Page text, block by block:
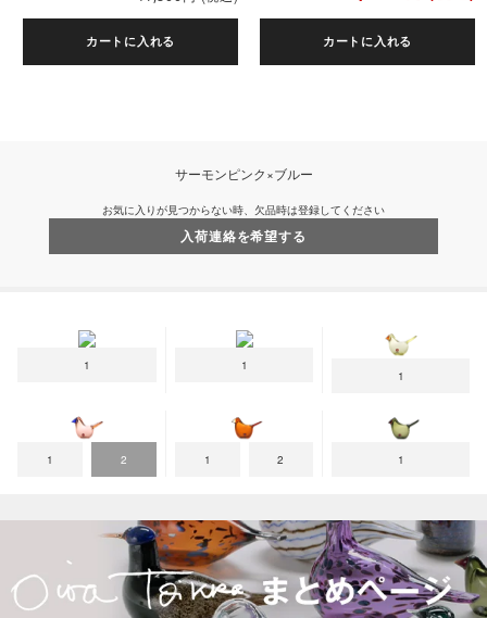
カートに入れる カートに入れる
サーモンピンク×ブルー
お気に入りが見つからない時、欠品時は登録してください
入荷連絡を希望する
1 1
1
1 2 1 2 1